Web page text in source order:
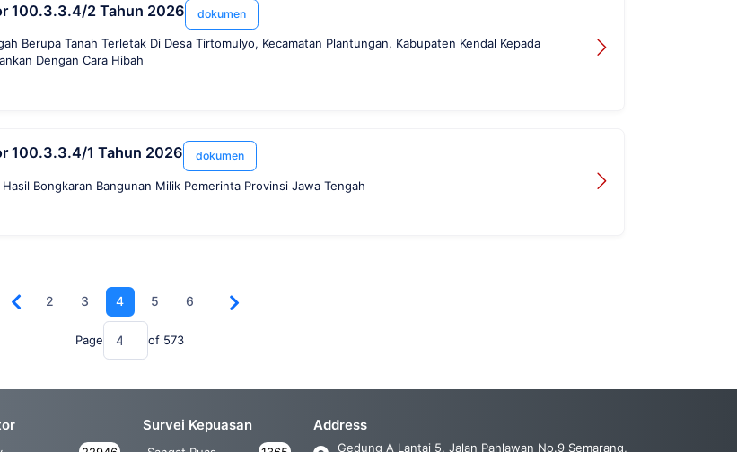
100.3.3.4/2 Tahun 2026 dokumen
Berupa Tanah Terletak Di Desa Tirtomulyo, Kecamatan Plantungan, Kabupaten Kendal Kepada
Dengan Cara Hibah
100.3.3.4/1 Tahun 2026 dokumen
Bongkaran Bangunan Milik Pemerinta Provinsi Jawa Tengah
2 3 4 5 6
Page of 573
Survei Kepuasan Address
Gedung A Lantai 5, Jalan Pahlawan No.9 Semarang,